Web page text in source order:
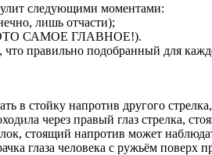
следующими моментами:
лишь отчасти);
(ЭТО САМОЕ ГЛАВНОЕ!).
правильно подобранный для
в стойку напротив другого
через правый глаз стрелка,
стоящий напротив может
глаза человека с ружьём